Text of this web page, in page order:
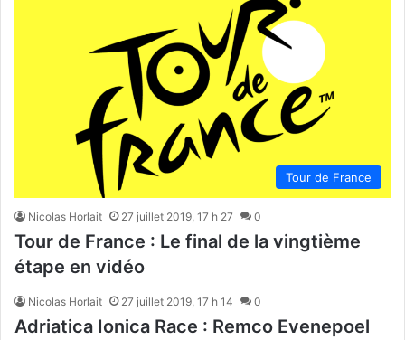
Tour de France
Nicolas Horlait 27 juillet 2019, 17 h 27 0
Tour de France : Le final de la vingtième
étape en vidéo
Nicolas Horlait 27 juillet 2019, 17 h 14 0
Adriatica Ionica Race : Remco Evenepoel